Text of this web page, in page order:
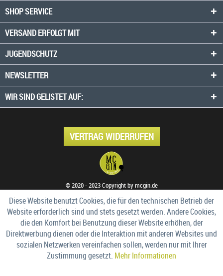
SHOP SERVICE
VERSAND ERFOLGT MIT
JUGENDSCHUTZ
NEWSLETTER
WIR SIND GELISTET AUF:
VERTRAG WIDERRUFEN
© 2020 - 2023 Copyright by mcgin.de
Diese Website benutzt Cookies, die für den technischen Betrieb der
Website erforderlich sind und stets gesetzt werden. Andere Cookies,
die den Komfort bei Benutzung dieser Website erhöhen, der
Direktwerbung dienen oder die Interaktion mit anderen Websites und
sozialen Netzwerken vereinfachen sollen, werden nur mit Ihrer
Zustimmung gesetzt. Mehr Informationen